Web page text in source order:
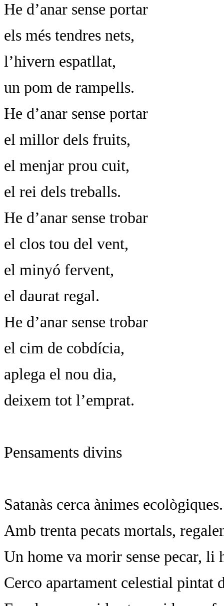
He d’anar sense portar
els més tendres nets,
l’hivern espatllat,
un pom de rampells.
He d’anar sense portar
el millor dels fruits,
el menjar prou cuit,
el rei dels treballs.
He d’anar sense trobar
el clos tou del vent,
el minyó fervent,
el daurat regal.
He d’anar sense trobar
el cim de cobdícia,
aplega el nou dia,
deixem tot l’emprat.
Pensaments divins
Satanàs cerca ànimes ecològiques.
Amb trenta pecats mortals,
Un home va morir sense pecar, li
Cerco apartament celestial pintat